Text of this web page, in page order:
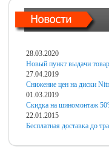
28.03.2020
Новый пункт выдачи
27.04.2019
Снижение цен на диски
01.03.2019
Скидка на шиномонтаж
22.01.2015
Бесплатная доставка до